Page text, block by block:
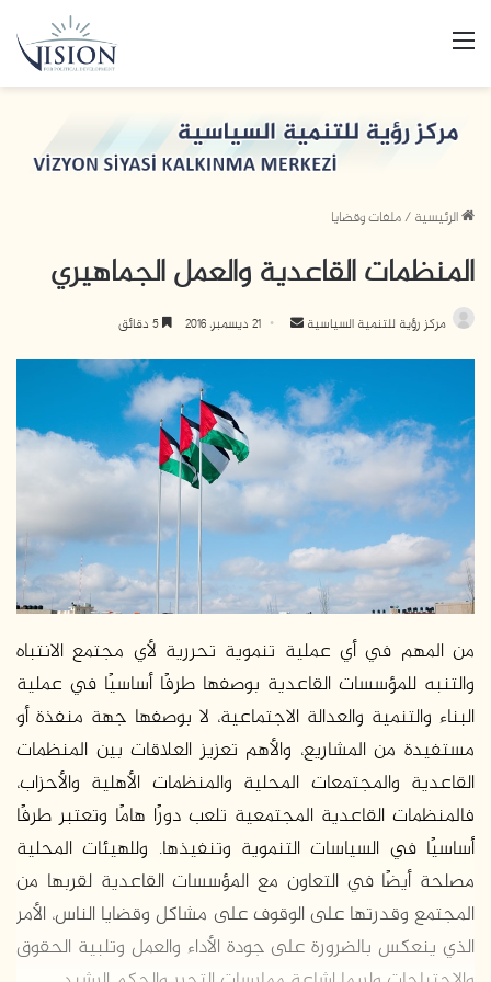
الرئيسية/ملفات وقضايا
المنظمات القاعدية والعمل الجماهيري
مركز رؤية للتنمية السياسية
ل
ب
د
إ
ل
ك
و
ن
ي
21 ديسمبر، 2016
من المهم في أي عملية تنموية تحررية لأي مجتمع الانتباه
والتنبه للمؤسسات القاعدية بوصفها طرفًا أساسيًا في عملية
البناء والتنمية والعدالة الاجتماعية، لا بوصفها جهة منفذة أو
مستفيدة من المشاريع، والأهم تعزيز العلاقات بين المنظمات
القاعدية والمجتمعات المحلية والمنظمات الأهلية والأحزاب،
فالمنظمات القاعدية المجتمعية تلعب دورًا هامًا وتعتبر طرفًا
أساسيًا في السياسات التنموية وتنفيذها. وللهيئات المحلية
مصلحة أيضًا في التعاون مع المؤسسات القاعدية لقربها من
المجتمع وقدرتها على الوقوف على مشاكل وقضايا الناس، الأمر
الذي ينعكس بالضرورة على جودة الأداء والعمل وتلبية الحقوق